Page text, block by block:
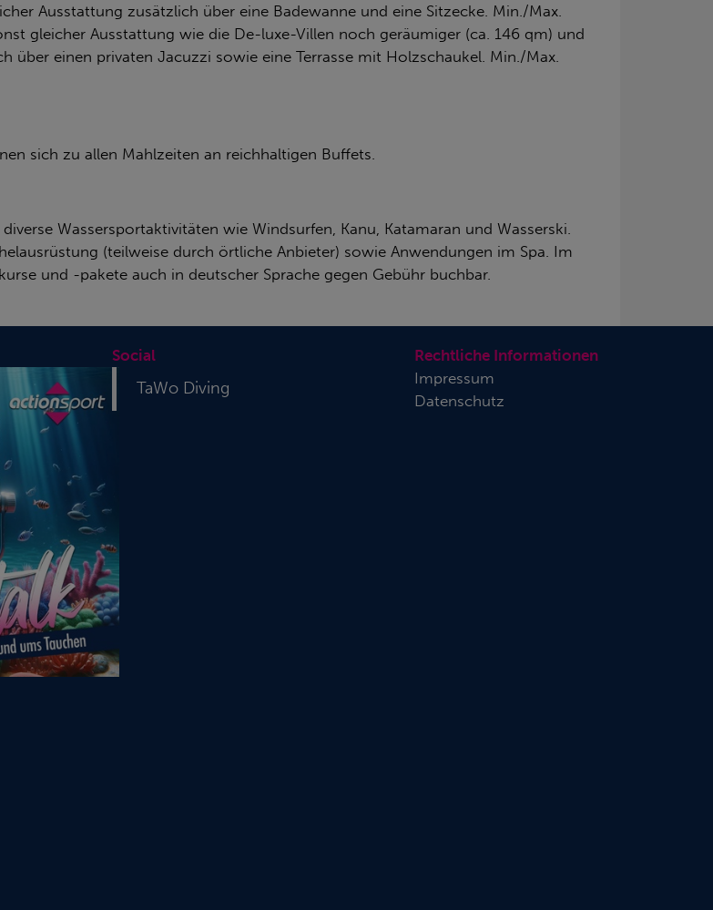
Ausstattung zusätzlich über eine Badewanne und eine Sitzecke. Min./Max.
gleicher Ausstattung wie die De-luxe-Villen noch geräumiger (ca. 146 qm) und
über einen privaten Jacuzzi sowie eine Terrasse mit Holzschaukel. Min./Max.
sich zu allen Mahlzeiten an reichhaltigen Buffets.
Wassersportaktivitäten wie Windsurfen, Kanu, Katamaran und Wasserski.
(teilweise durch örtliche Anbieter) sowie Anwendungen im Spa. Im
und -pakete auch in deutscher Sprache gegen Gebühr buchbar.
Social
TaWo Diving
Rechtliche Informationen
Impressum
Datenschutz